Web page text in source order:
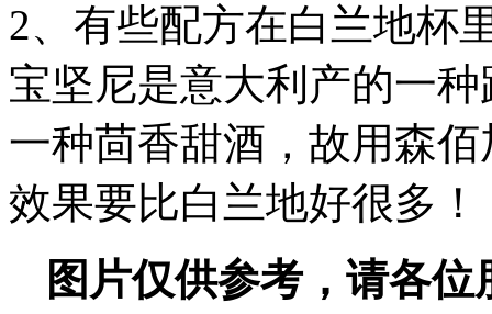
2、有些配方在白兰地杯
宝坚尼是意大利产的一
一种茴香甜酒，故用森
效果要比白兰地好很多！
图片仅供参考，请各